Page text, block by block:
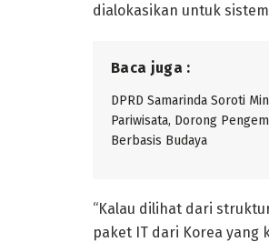
dialokasikan untuk
Baca juga :
DPRD Samarinda Soroti
Pariwisata, Dorong
Berbasis Budaya
“Kalau dilihat dari
paket IT dari Korea yang